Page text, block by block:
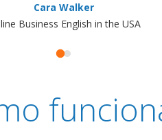
Cara Walker
Business English in the USA